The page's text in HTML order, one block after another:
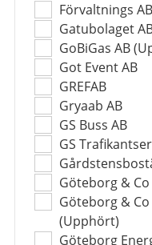
Förvaltnings
Gatubolaget
GoBiGas AB
Got Event AB
GREFAB
Gryaab AB
GS Buss AB
GS
Göteborg & Co
Göteborg &
(Upphört)
Göteborg